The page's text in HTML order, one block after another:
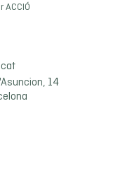
ACCIÓ
14